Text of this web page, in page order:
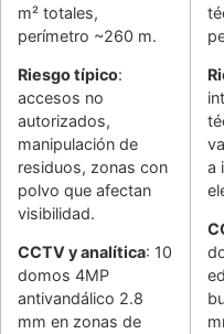
m² totales,
perímetro ~260 m.
Riesgo típico:
accesos no
autorizados,
manipulación de
residuos, zonas con
polvo que afectan
visibilidad.
CCTV y analítica: 10
domos 4MP
antivandálico 2.8
mm en zonas de
a